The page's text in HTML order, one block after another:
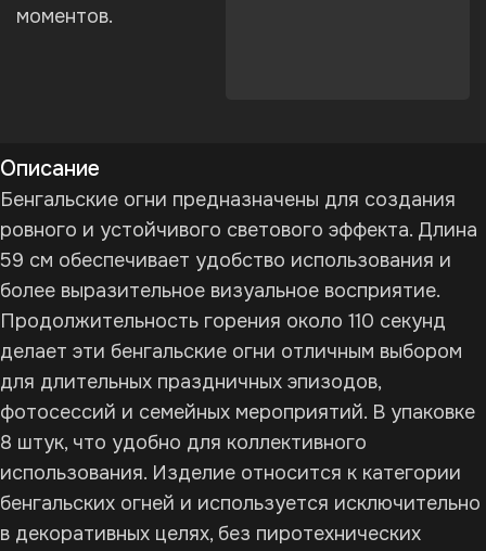
моментов.
Описание
Бенгальские огни предназначены для создания
ровного и устойчивого светового эффекта. Длина
59 см обеспечивает удобство использования и
более выразительное визуальное восприятие.
Продолжительность горения около 110 секунд
делает эти бенгальские огни отличным выбором
для длительных праздничных эпизодов,
фотосессий и семейных мероприятий. В упаковке
8 штук, что удобно для коллективного
использования. Изделие относится к категории
бенгальских огней и используется исключительно
в декоративных целях, без пиротехнических